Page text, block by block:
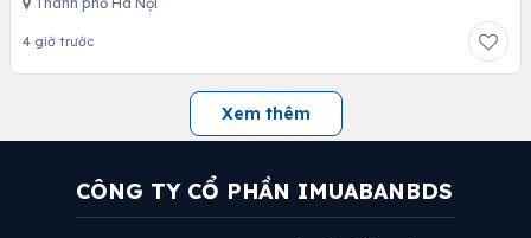
4 giờ trước
Xem thêm
CÔNG TY CỔ PHẦN IMUABANBDS